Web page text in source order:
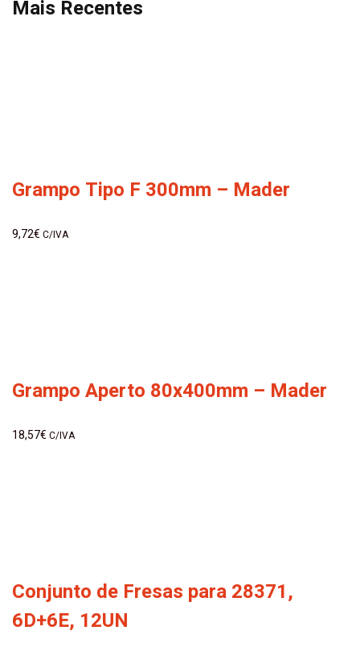
Mais Recentes
Grampo Tipo F 300mm – Mader
9,72€ C/IVA
Grampo Aperto 80x400mm – Mader
18,57€ C/IVA
Conjunto de Fresas para 28371,
6D+6E, 12UN